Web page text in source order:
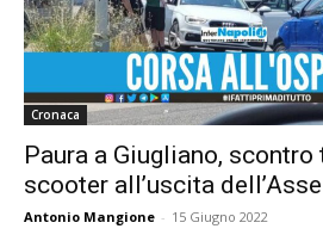
Cronaca
Paura a Giugliano, scontro
scooter all’uscita
Antonio Mangione - 15 Giugno 2022